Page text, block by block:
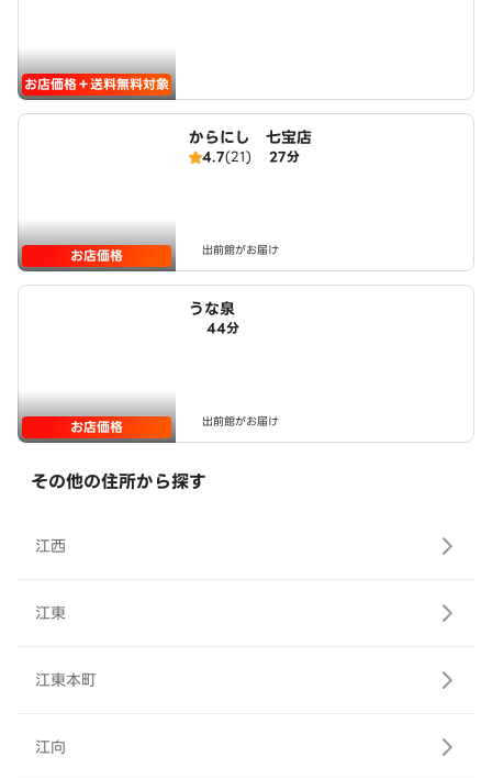
お店価格＋送料無料対象
お店価格
からにし 七宝店
4.7(21) 27分
出前館がお届け
お店価格
うな泉
44分
出前館がお届け
その他の住所から探す
江西
江東
江東本町
江向